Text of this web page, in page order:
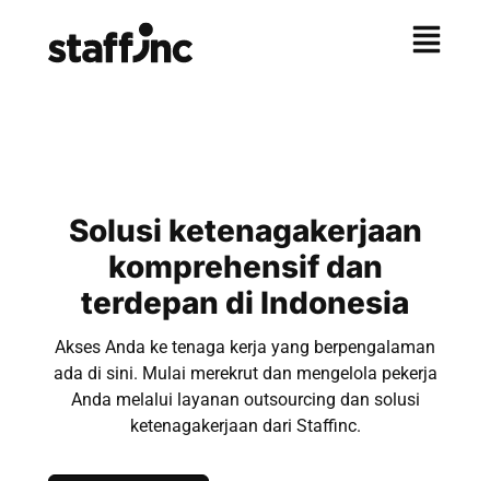
Solusi ketenagakerjaan
komprehensif dan
terdepan di Indonesia
Akses Anda ke tenaga kerja yang berpengalaman
ada di sini. Mulai merekrut dan mengelola pekerja
Anda melalui layanan outsourcing dan solusi
ketenagakerjaan dari Staffinc.​